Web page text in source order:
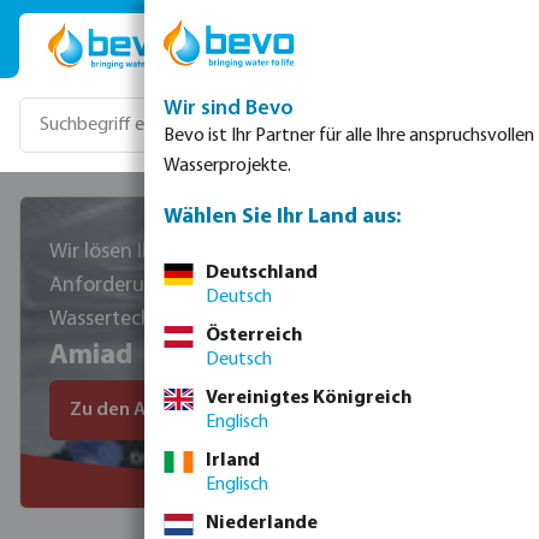
Zum Hauptinhalt springen
Wir lösen Ihre speziellen
Anforderungen in der
Wassertechnik
Amiad
Zu den Amiad Produkten
Wir sind Bevo
Bevo ist Ihr Partner für alle Ihre anspruchsvollen
Wasserprojekte.
Wählen Sie Ihr Land aus:
Deutschland
Deutsch
Österreich
Deutsch
Vereinigtes Königreich
Englisch
Irland
Englisch
Niederlande